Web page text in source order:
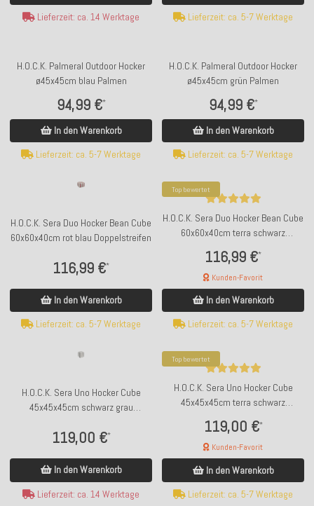
Lieferzeit: ca. 14 Werktage
Lieferzeit: ca. 5-7 Werktage
H.O.C.K. Palmeral Outdoor Hocker
ø45x45cm blau Palmen
94,99 €*
In den Warenkorb
Lieferzeit: ca. 5-7 Werktage
H.O.C.K. Palmeral Outdoor Hocker
ø45x45cm grün Palmen
94,99 €*
In den Warenkorb
Lieferzeit: ca. 5-7 Werktage
H.O.C.K. Sera Duo Hocker Bean Cube
60x60x40cm rot blau Doppelstreifen
116,99 €*
In den Warenkorb
Lieferzeit: ca. 5-7 Werktage
Top bewertet
H.O.C.K. Sera Duo Hocker Bean Cube
60x60x40cm terra schwarz
116,99 €*
Kunden-Favorit
In den Warenkorb
Lieferzeit: ca. 5-7 Werktage
H.O.C.K. Sera Uno Hocker Cube
45x45x45cm schwarz grau
119,00 €*
In den Warenkorb
Lieferzeit: ca. 14 Werktage
Top bewertet
H.O.C.K. Sera Uno Hocker Cube
45x45x45cm terra schwarz
119,00 €*
Kunden-Favorit
In den Warenkorb
Lieferzeit: ca. 5-7 Werktage